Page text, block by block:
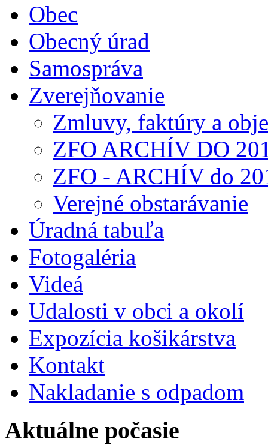
Obec
Obecný úrad
Samospráva
Zverejňovanie
Zmluvy, faktúry a
ZFO ARCHÍV DO
ZFO - ARCHÍV do
Verejné obstarávanie
Úradná tabuľa
Fotogaléria
Videá
Udalosti v obci a okolí
Expozícia košikárstva
Kontakt
Nakladanie s odpadom
Aktuálne počasie